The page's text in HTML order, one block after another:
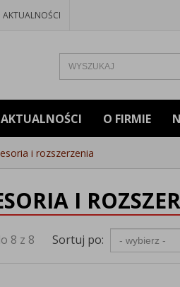
AKTUALNOŚCI
AKTUALNOŚCI O FIRMIE
i rozszerzenia
I
8 z 8 Sortuj po: